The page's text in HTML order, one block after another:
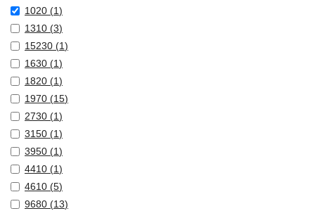
1020 (1)
1310 (3)
15230 (1)
1630 (1)
1820 (1)
1970 (15)
2730 (1)
3150 (1)
3950 (1)
4410 (1)
4610 (5)
9680 (13)